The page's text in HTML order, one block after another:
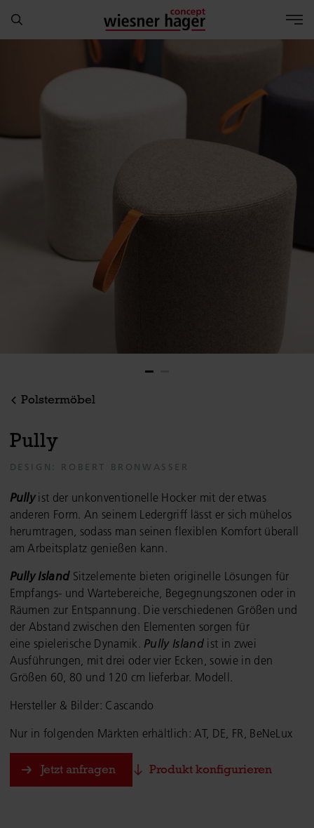
Polstermöbel
Pully
DESIGN: ROBERT BRONWASSER
Pully ist der unkonventionelle Hocker mit der etwas
anderen Form. An seinem Ledergriff lässt er sich mühelos
herumtragen, sodass man seinen flexiblen Komfort überall
am Arbeitsplatz genießen kann.
Pully Island Sitzelemente bieten originelle Lösungen für
Empfangs- und Wartebereiche, Begegnungszonen oder in
Räumen zur Entspannung. Die verschiedenen Größen und
der Abstand zwischen den Elementen sorgen für
eine spielerische Dynamik. Pully Island ist in zwei
Ausführungen, mit drei oder vier Ecken, sowie in den
Größen 60, 80 und 120 cm lieferbar. Modell.
Hersteller & Bilder: Cascando
Nur in folgenden Märkten erhältlich: AT, DE, FR, BeNeLux
Jetzt anfragen Produkt konfigurieren